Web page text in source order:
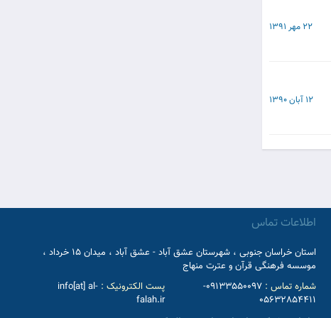
22 مهر 1391
12 آبان 1390
اطلاعات تماس
استان خراسان جنوبی ، شهرستان عشق آباد - عشق آباد ، میدان 15 خرداد ،
موسسه فرهنگی قرآن و عترت منهاج
شماره تماس :
09133550097-
05632854411
پست الکترونیک : info[at] al-
falah.ir